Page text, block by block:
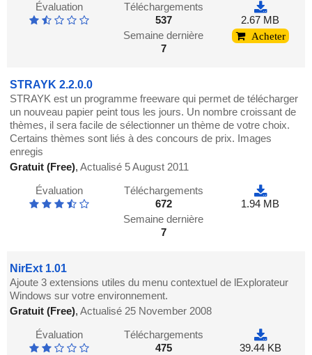
Évaluation
Téléchargements
537
Semaine dernière
7
2.67 MB
Acheter
STRAYK 2.2.0.0
STRAYK est un programme freeware qui permet de télécharger
un nouveau papier peint tous les jours. Un nombre croissant de
thèmes, il sera facile de sélectionner un thème de votre choix.
Certains thèmes sont liés à des concours de prix. Images
enregis
Gratuit (Free),Actualisé 5 August 2011
Évaluation
Téléchargements
672
Semaine dernière
7
1.94 MB
NirExt 1.01
Ajoute 3 extensions utiles du menu contextuel de lExplorateur
Windows sur votre environnement.
Gratuit (Free),Actualisé 25 November 2008
Évaluation
Téléchargements
475
39.44 KB